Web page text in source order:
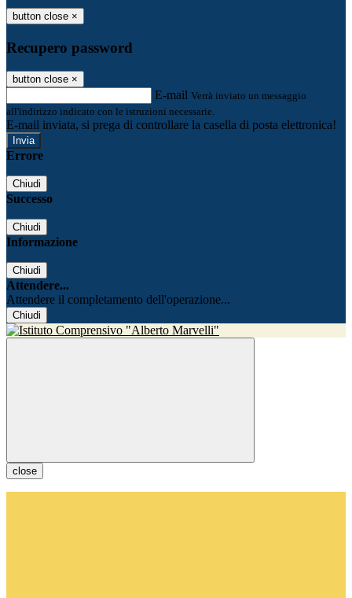
button close ×
Recupero password
button close ×
E-mail Verrà inviato un messaggio
all'indirizzo indicato con le istruzioni necessarie.
E-mail inviata, si prega di controllare la casella di posta elettronica!
Errore
Chiudi
Successo
Chiudi
Informazione
Chiudi
Attendere...
Attendere il completamento dell'operazione...
Chiudi
close